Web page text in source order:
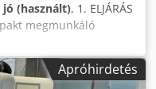
jó (használt), 1. ELJÁRÁS
megmunkáló
tűzoltó rendszer 2.
HSK - E32
Orsómotor 3,0 / 4,5
Apróhirdetés